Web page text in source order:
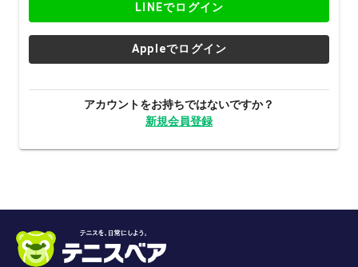
LINEでログイン
Appleでログイン
アカウントをお持ちではないですか？
新規会員登録